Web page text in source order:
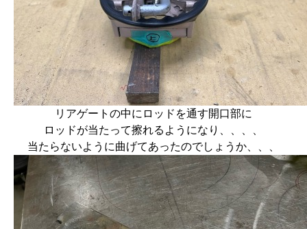
リアゲートの中にロッドを通す開口部に
ロッドが当たって擦れるようになり、、、、
当たらないように曲げてあったのでしょうか、、、